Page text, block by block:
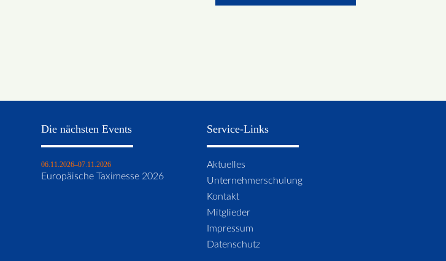
Die nächsten Events
06.11.2026–07.11.2026
Europäische Taximesse 2026
Service-Links
Navigation
überspringen
Aktuelles
Unternehmerschulung
Kontakt
Mitglieder
Impressum
Datenschutz